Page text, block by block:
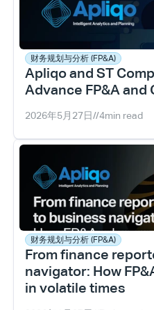
财务规划与分析 (FP&A)
Apliqo and ST
Advance FP&A
2026年5月27日//4min read
财务规划与分析 (FP&A)
From finance
navigator: How
in volatile times